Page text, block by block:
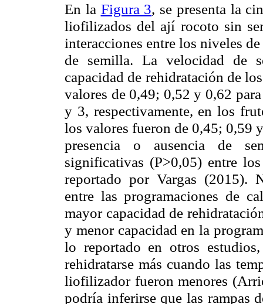
En la Figura 3, se presenta la
liofilizados del ají rocoto sin
interacciones entre los niveles
de semilla. La velocidad de
capacidad de rehidratación de
valores de 0,49; 0,52 y 0,62
y 3, respectivamente, en los
los valores fueron de 0,45; 0,59
presencia o ausencia de
significativas (P>0,05) entre
reportado por Vargas (2015).
entre las programaciones de
mayor capacidad de
y menor capacidad en la
lo reportado en otros
rehidratarse más cuando las
liofilizador fueron menores
podría inferirse que las rampas